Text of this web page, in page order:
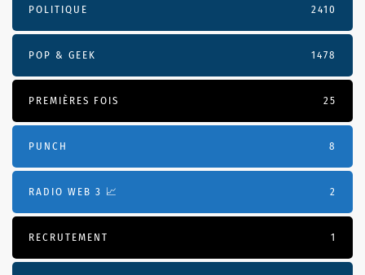
POLITIQUE 2410
POP & GEEK 1478
PREMIÈRES FOIS 25
PUNCH 8
RADIO WEB 3 📈 2
RECRUTEMENT 1